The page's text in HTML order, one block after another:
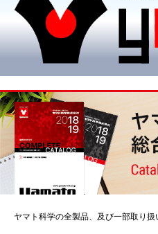
ヤマト科学の全製品、及び一部取り扱